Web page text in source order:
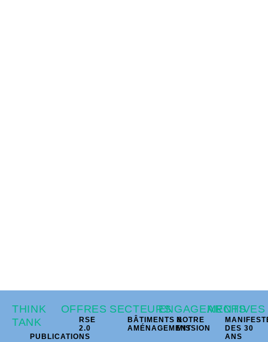
THINK
TANK
PUBLICATIONS
OFFRES
RSE
2.0
SECTEURS
BÂTIMENTS &
AMÉNAGEMENT
ENGAGEMENTS
NOTRE
MISSION
ARCHIVES
DES 30
ANS